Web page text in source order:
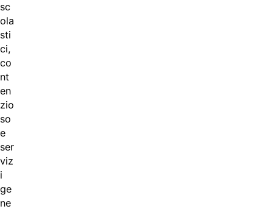
sc
ola
sti
ci,
co
nt
en
zio
so
e
ser
viz
i
ge
ne